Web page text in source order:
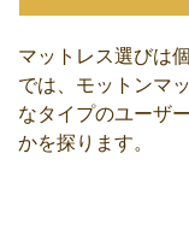
マットレス選びは
では、モットンマ
なタイプのユーザ
かを探ります。